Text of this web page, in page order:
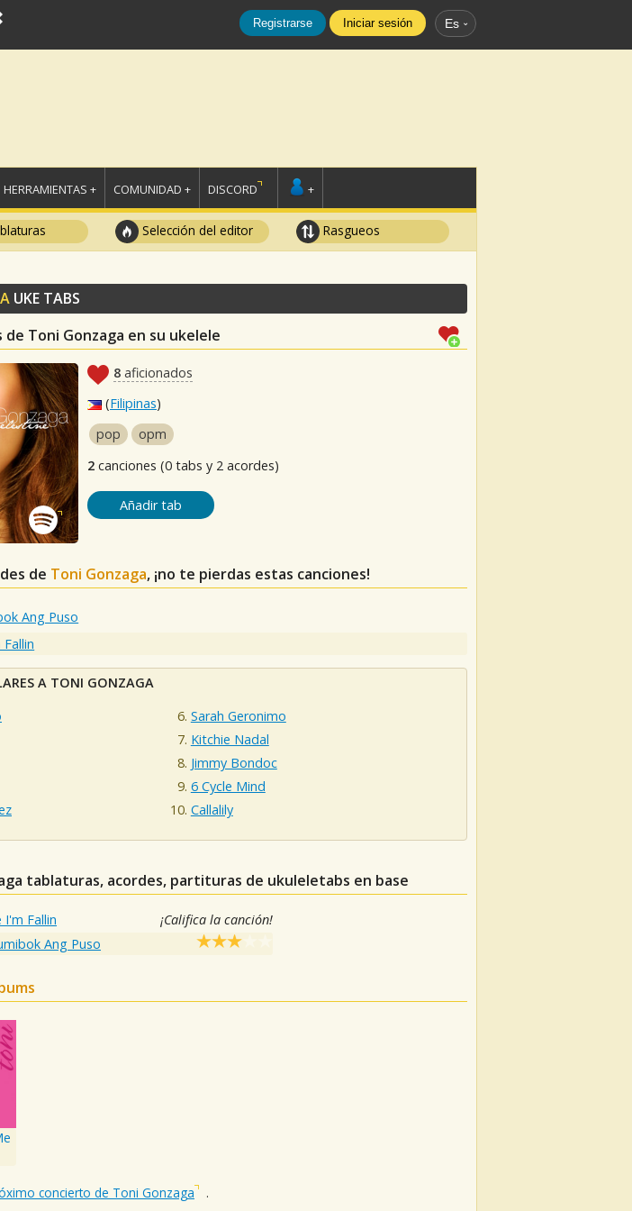
Registrarse Iniciar sesión Es
HERRAMIENTAS + COMUNIDAD + DISCORD +
Selección del editor Rasgueos
UKE TABS
de Toni Gonzaga en su ukelele
8 aficionados
(Filipinas)
pop
opm
2 canciones (0 tabs y 2 acordes)
Añadir tab
de Toni Gonzaga, ¡no te pierdas estas canciones!
Ang Puso
A TONI GONZAGA
Sarah Geronimo
Kitchie Nadal
Jimmy Bondoc
6 Cycle Mind
Callalily
tablaturas, acordes, partituras de ukuleletabs en base
I'm Fallin ¡Califica la canción!
Ang Puso
concierto de Toni Gonzaga .